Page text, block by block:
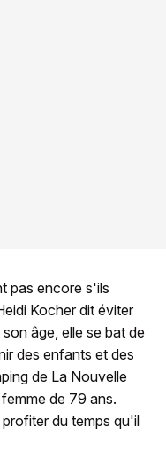
pas encore s'ils
Kocher dit éviter
âge, elle se bat de
des enfants et des
de La Nouvelle
de 79 ans.
du temps qu'il